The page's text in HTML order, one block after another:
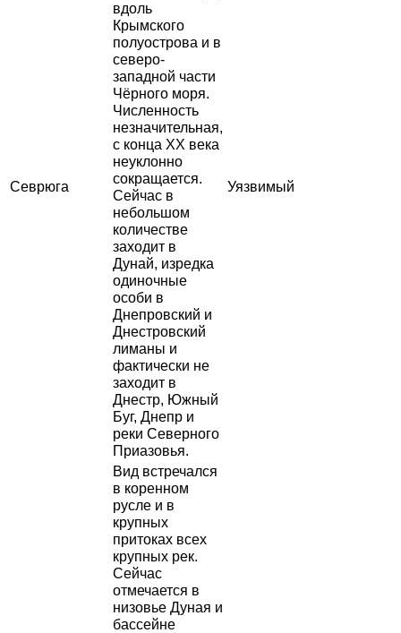
Севрюга
вдоль
Крымского
полуострова и в
северо-
западной части
Чёрного моря.
Численность
незначительная,
с конца XX века
неуклонно
сокращается.
Сейчас в
небольшом
количестве
заходит в
Дунай, изредка
одиночные
особи в
Днепровский и
Днестровский
лиманы и
фактически не
заходит в
Днестр, Южный
Буг, Днепр и
реки Северного
Приазовья.
Уязвимый
Вид встречался
в коренном
русле и в
крупных
притоках всех
крупных рек.
Сейчас
отмечается в
низовье Дуная и
бассейне